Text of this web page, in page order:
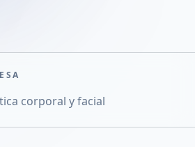
corporal y facial